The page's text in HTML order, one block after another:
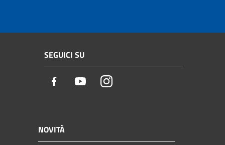
SEGUICI SU
Facebook YoutubeInstagram
NOVITÀ